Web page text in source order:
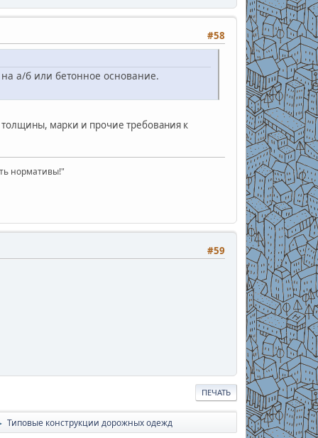
#58
а/б или бетонное основание.
толщины, марки и прочие требования к
нормативы!"
#59
ПЕЧАТЬ
Типовые конструкции дорожных одежд